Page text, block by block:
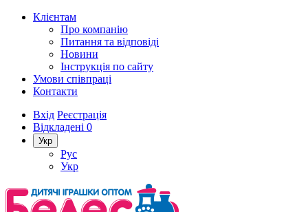
Клієнтам
Про компанію
Питання та відповіді
Новини
Інструкція по сайту
Умови співпраці
Контакти
Вхід Реєстрація
Відкладені 0
Укр
Рус
Укр